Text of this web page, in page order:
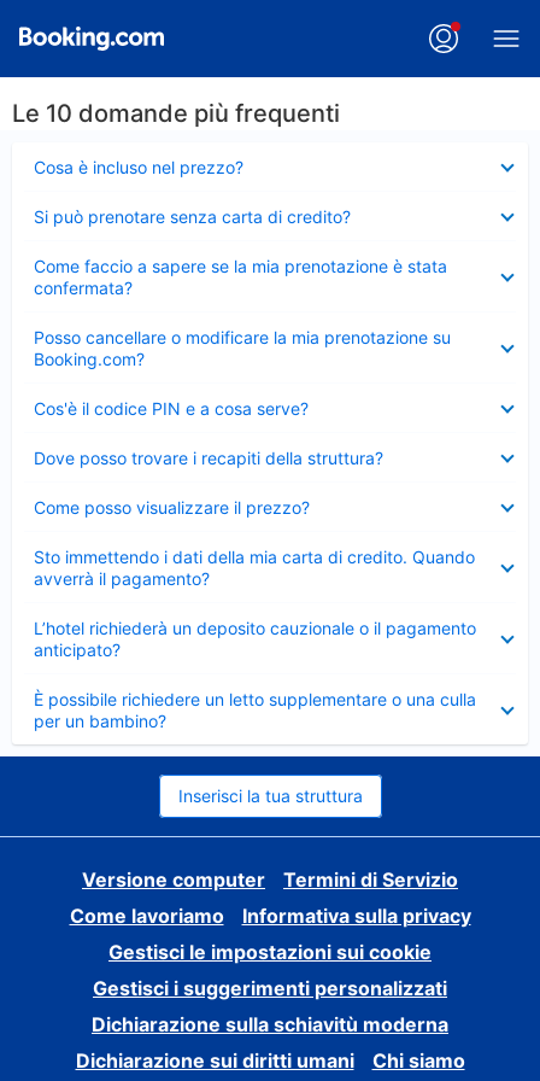
Le 10 domande più frequenti
Cosa è incluso nel prezzo?
chiuso
Si può prenotare senza carta di credito?
chiuso
Come faccio a sapere se la mia prenotazione è stata
confermata?
chiuso
Posso cancellare o modificare la mia prenotazione su
Booking.com?
chiuso
Cos'è il codice PIN e a cosa serve?
chiuso
Dove posso trovare i recapiti della struttura?
chiuso
Come posso visualizzare il prezzo?
chiuso
Sto immettendo i dati della mia carta di credito. Quando
avverrà il pagamento?
chiuso
L’hotel richiederà un deposito cauzionale o il pagamento
anticipato?
chiuso
È possibile richiedere un letto supplementare o una culla
per un bambino?
Elemento
chiuso
Inserisci la tua struttura
Versione computer
Termini di Servizio
Come lavoriamo
Informativa sulla privacy
Gestisci le impostazioni sui cookie
Gestisci i suggerimenti personalizzati
Dichiarazione sulla schiavitù moderna
Dichiarazione sui diritti umani
Chi siamo